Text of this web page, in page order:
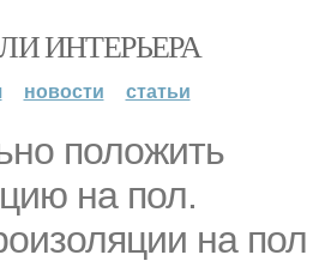
ИНТЕРЬЕРА
новости статьи
положить
на пол.
на пол